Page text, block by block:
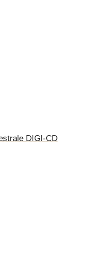
DIGI-CD